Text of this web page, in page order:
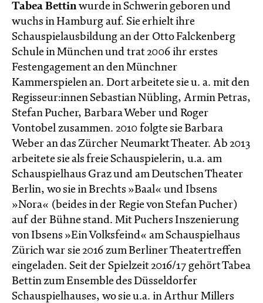
Tabea Bettin wurde in Schwerin geboren und
wuchs in Hamburg auf. Sie erhielt ihre
Schauspielausbildung an der Otto Falckenberg
Schule in München und trat 2006 ihr erstes
Festengagement an den Münchner
Kammerspielen an. Dort arbeitete sie u. a. mit den
Regisseur:innen Sebastian Nübling, Armin Petras,
Stefan Pucher, Barbara Weber und Roger
Vontobel zusammen. 2010 folgte sie Barbara
Weber an das Zürcher Neumarkt Theater. Ab 2013
arbeitete sie als freie Schauspielerin, u.a. am
Schauspielhaus Graz und am Deutschen Theater
Berlin, wo sie in Brechts »Baal« und Ibsens
»Nora« (beides in der Regie von Stefan Pucher)
auf der Bühne stand. Mit Puchers Inszenierung
von Ibsens »Ein Volksfeind« am Schauspielhaus
Zürich war sie 2016 zum Berliner Theatertreffen
eingeladen. Seit der Spielzeit 2016/17 gehört Tabea
Bettin zum Ensemble des Düsseldorfer
Schauspielhauses, wo sie u.a. in Arthur Millers